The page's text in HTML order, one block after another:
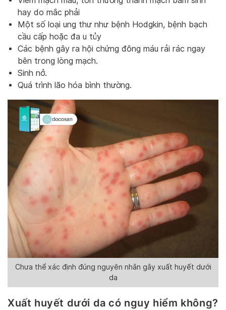
hay do mắc phải
Một số loại ung thư như bệnh Hodgkin, bệnh bạch
cầu cấp hoặc đa u tủy
Các bệnh gây ra hội chứng đông máu rải rác ngay
bên trong lòng mạch.
Sinh nở.
Quá trình lão hóa bình thường.
Chưa thể xác định đúng nguyên nhân gây xuất huyết dưới
da
Xuất huyết dưới da có nguy hiểm không?